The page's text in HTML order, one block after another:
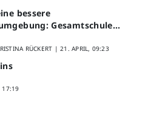
bessere
Gesamtschule
RÜCKERT |21. APRIL, 09:23
17:19